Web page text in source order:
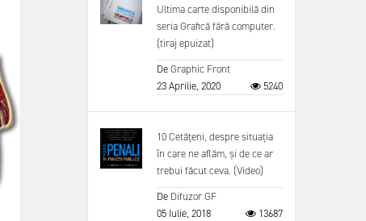
Ultima carte disponibilă din
seria Grafică fără computer.
(tiraj epuizat)
DeGraphic Front
23 Aprilie, 2020
5240
10 Cetățeni, despre situația
în care ne aflăm, și de ce ar
trebui făcut ceva. (Video)
De Difuzor GF
05 Iulie, 2018
13687